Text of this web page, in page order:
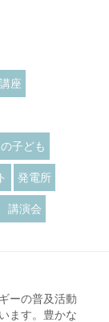
座
子ども
発電所
講演会
ーの普及活動
ます。豊かな